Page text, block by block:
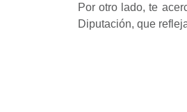
Por otro lado, te
Diputación, que